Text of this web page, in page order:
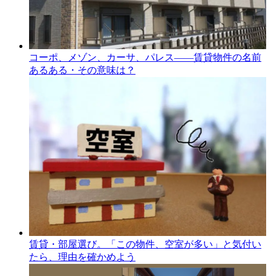
コーポ、メゾン、カーサ、パレス――賃貸物件の名前
あるある・その意味は？
賃貸・部屋選び。「この物件、空室が多い」と気付い
たら、理由を確かめよう